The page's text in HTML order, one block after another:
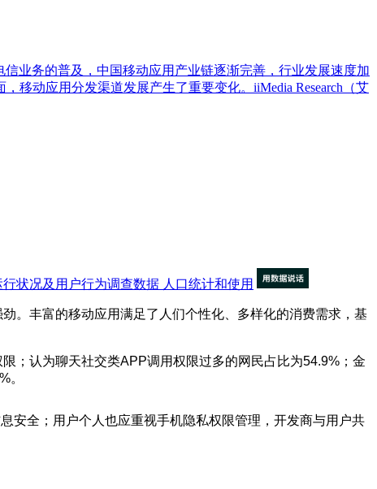
业务的普及，中国移动应用产业链逐渐完善，行业发展速度加
移动应用分发渠道发展产生了重要变化。iiMedia Research（艾
状况及用户行为调查数据 人口统计和使用
。丰富的移动应用满足了人们个性化、多样化的消费需求，基
；认为聊天社交类APP调用权限过多的网民占比为54.9%；金
。
安全；用户个人也应重视手机隐私权限管理，开发商与用户共